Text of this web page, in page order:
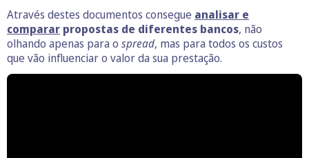
Através destes documentos consegue analisar e
comparar propostas de diferentes bancos, não
olhando apenas para o spread, mas para todos os custos
que vão influenciar o valor da sua prestação.